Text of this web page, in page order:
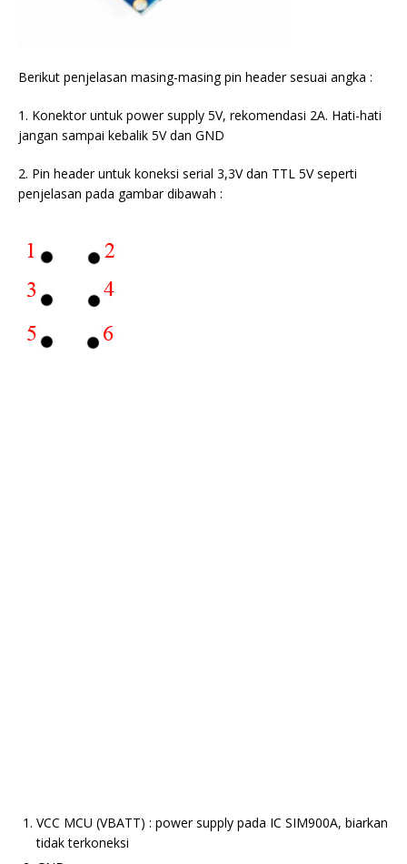
Berikut penjelasan masing-masing pin header sesuai angka :
1. Konektor untuk power supply 5V, rekomendasi 2A. Hati-hati
jangan sampai kebalik 5V dan GND
2. Pin header untuk koneksi serial 3,3V dan TTL 5V seperti
penjelasan pada gambar dibawah :
VCC MCU (VBATT) : power supply pada IC SIM900A, biarkan
tidak terkoneksi